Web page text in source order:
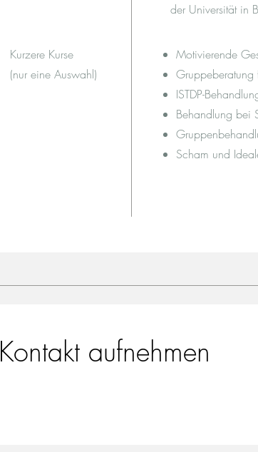
der Universität in
Kurzere Kurse
(nur eine Auswahl)
Motivierende
Gruppeberatung
ISTDP-
Behandlung bei
Scham und
Kontakt aufnehmen